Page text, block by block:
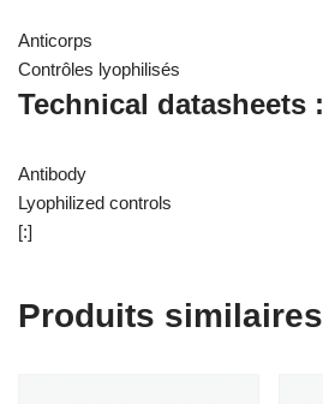
Anticorps
Contrôles lyophilisés
Technical datasheets :
Antibody
Lyophilized controls
[:]
Produits similaires